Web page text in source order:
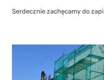
Serdecznie zachęcamy do